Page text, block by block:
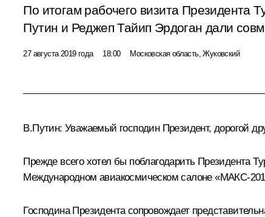
По итогам рабочего визита Президента
Путин и Реджеп Тайип Эрдоган дали
27 августа 2019 года 18:00 Московская область, Жуковский
В.Путин: Уважаемый господин Президент, дорогой
Прежде всего хотел бы поблагодарить Президента
Международном авиакосмическом салоне «МАКС-
Господина Президента сопровождает